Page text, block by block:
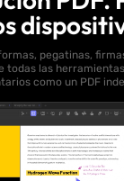
pegatinas,
todas las
como un PDF